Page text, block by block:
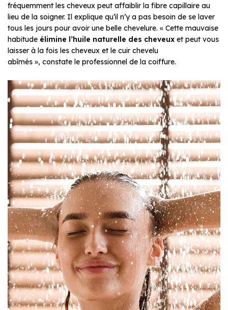
fréquemment les cheveux peut affaiblir la fibre capillaire au
lieu de la soigner. Il explique qu’il n’y a pas besoin de se laver
tous les jours pour avoir une belle chevelure. « Cette mauvaise
habitude élimine l’huile naturelle des cheveux et peut vous
laisser à la fois les cheveux et le cuir chevelu
abîmés », constate le professionnel de la coiffure.